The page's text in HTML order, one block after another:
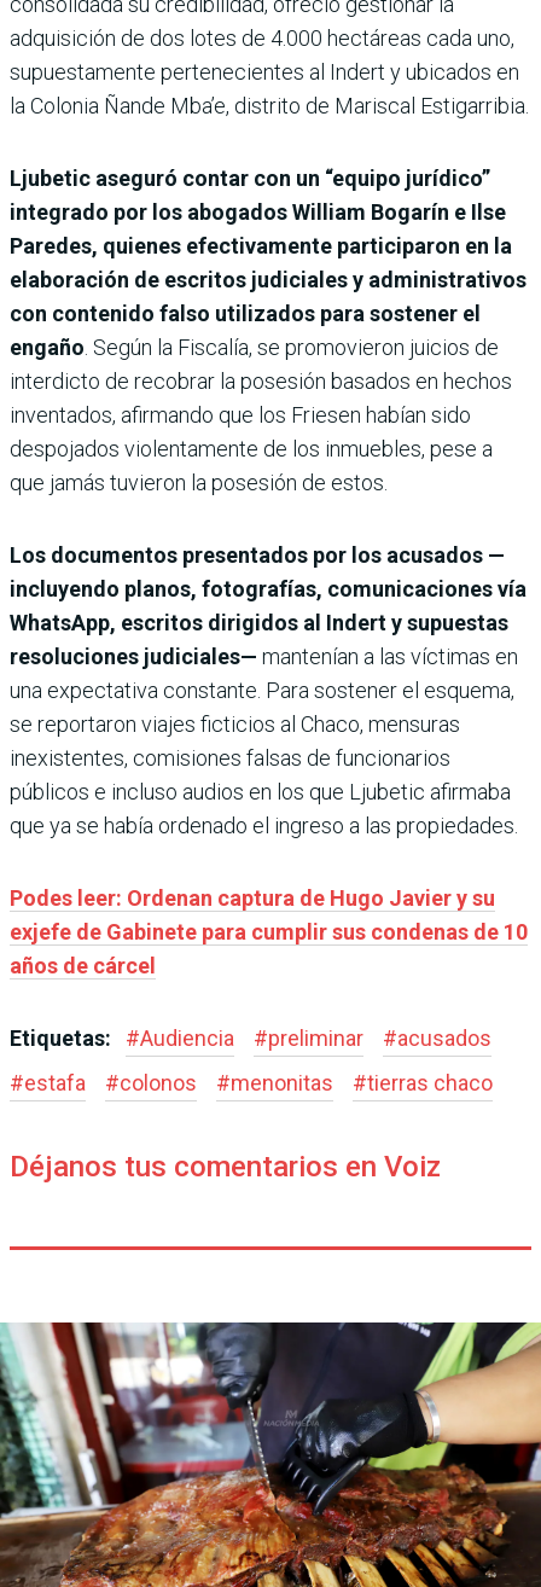
adquisición de dos lotes de 4.000 hectáreas cada uno,
supuestamente pertenecientes al Indert y ubicados en
la Colonia Ñande Mba’e, distrito de Mariscal Estigarribia.
Ljubetic aseguró contar con un “equipo jurídico”
integrado por los abogados William Bogarín e Ilse
Paredes, quienes efectivamente participaron en la
elaboración de escritos judiciales y administrativos
con contenido falso utilizados para sostener el
engaño . Según la Fiscalía, se promovieron juicios de
interdicto de recobrar la posesión basados en hechos
inventados, afirmando que los Friesen habían sido
despojados violentamente de los inmuebles, pese a
que jamás tuvieron la posesión de estos.
Los documentos presentados por los acusados —
incluyendo planos, fotografías, comunicaciones vía
WhatsApp, escritos dirigidos al Indert y supuestas
resoluciones judiciales— mantenían a las víctimas en
una expectativa constante. Para sostener el esquema,
se reportaron viajes ficticios al Chaco, mensuras
inexistentes, comisiones falsas de funcionarios
públicos e incluso audios en los que Ljubetic afirmaba
que ya se había ordenado el ingreso a las propiedades.
Podes leer: Ordenan captura de Hugo Javier y su
exjefe de Gabinete para cumplir sus condenas de 10
años de cárcel
Etiquetas: #Audiencia #preliminar #acusados
#estafa #colonos #menonitas #tierras chaco
Déjanos tus comentarios en Voiz